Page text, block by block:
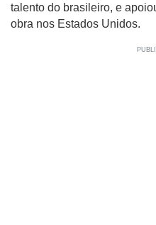
talento do brasileiro, e
obra nos Estados Unidos.